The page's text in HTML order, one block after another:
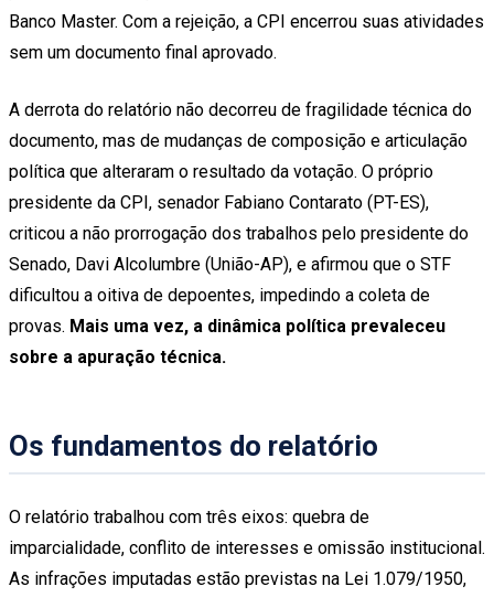
Banco Master. Com a rejeição, a CPI encerrou suas atividades
sem um documento final aprovado.
A derrota do relatório não decorreu de fragilidade técnica do
documento, mas de mudanças de composição e articulação
política que alteraram o resultado da votação. O próprio
presidente da CPI, senador Fabiano Contarato (PT-ES),
criticou a não prorrogação dos trabalhos pelo presidente do
Senado, Davi Alcolumbre (União-AP), e afirmou que o STF
dificultou a oitiva de depoentes, impedindo a coleta de
provas. Mais uma vez, a dinâmica política prevaleceu
sobre a apuração técnica.
Os fundamentos do relatório
O relatório trabalhou com três eixos: quebra de
imparcialidade, conflito de interesses e omissão institucional.
As infrações imputadas estão previstas na Lei 1.079/1950,